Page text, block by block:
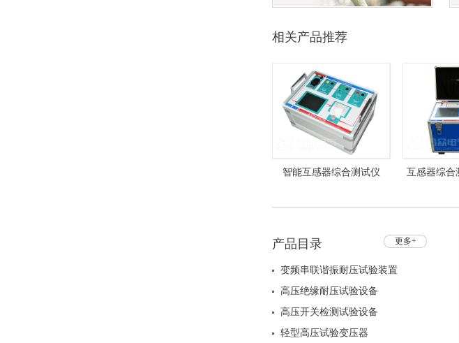
相关产品推荐
智能互感器综合测试仪 互感器综合
更多+
产品目录
变频串联谐振耐压试验装置
高压绝缘耐压试验设备
高压开关检测试验设备
轻型高压试验变压器